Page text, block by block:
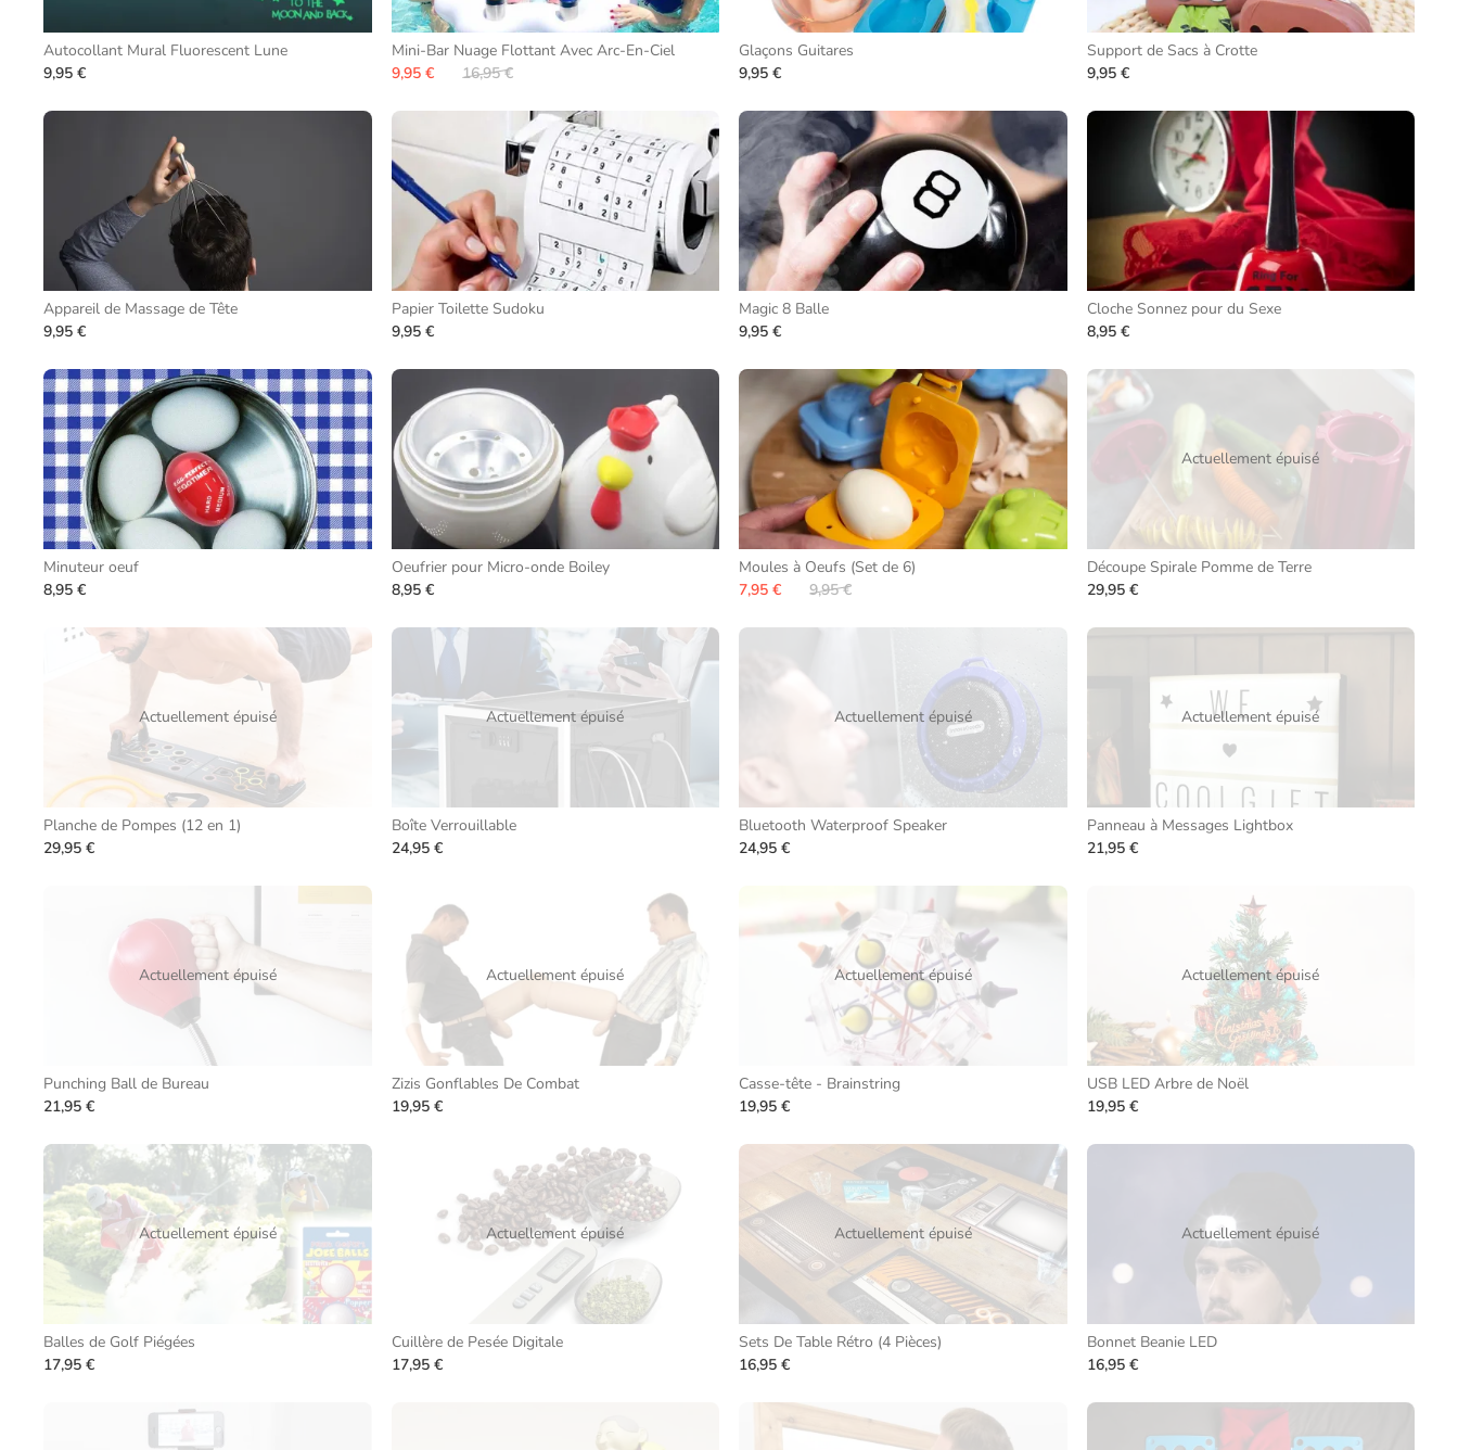
Autocollant Mural Fluorescent Lune
9,95 €
Mini-Bar Nuage Flottant Avec Arc-En-Ciel
9,95 €
16,95 €
Glaçons Guitares
9,95 €
Support de Sacs à Crotte
9,95 €
Appareil de Massage de Tête
9,95 €
Papier Toilette Sudoku
9,95 €
Magic 8 Balle
9,95 €
Cloche Sonnez pour du Sexe
8,95 €
Minuteur oeuf
8,95 €
Oeufrier pour Micro-onde Boiley
8,95 €
Moules à Oeufs (Set de 6)
7,95 €
9,95 €
Actuellement épuisé
Découpe Spirale Pomme de Terre
29,95 €
Actuellement épuisé
Planche de Pompes (12 en 1)
29,95 €
Actuellement épuisé
Boîte Verrouillable
24,95 €
Actuellement épuisé
Bluetooth Waterproof Speaker
24,95 €
Actuellement épuisé
Panneau à Messages Lightbox
21,95 €
Actuellement épuisé
Punching Ball de Bureau
21,95 €
Actuellement épuisé
Zizis Gonflables De Combat
19,95 €
Actuellement épuisé
Casse-tête - Brainstring
19,95 €
Actuellement épuisé
USB LED Arbre de Noël
19,95 €
Actuellement épuisé
Balles de Golf Piégées
17,95 €
Actuellement épuisé
Cuillère de Pesée Digitale
17,95 €
Actuellement épuisé
Sets De Table Rétro (4 Pièces)
16,95 €
Actuellement épuisé
Bonnet Beanie LED
16,95 €